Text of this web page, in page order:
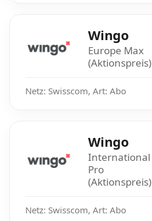
Wingo
Europe Max
(Aktionspreis)
Netz: Swisscom, Art: Abo
Wingo
International
Pro
(Aktionspreis)
Netz: Swisscom, Art: Abo